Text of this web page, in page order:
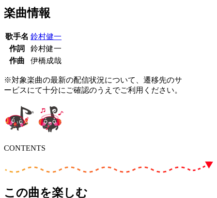
楽曲情報
歌手名 鈴村健一
作詞
鈴村健一
作曲
伊橋成哉
※対象楽曲の最新の配信状況について、遷移先のサ
ービスにて十分にご確認のうえでご利用ください。
CONTENTS
この曲を楽しむ